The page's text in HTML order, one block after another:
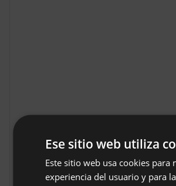
Camping y tienda de
campaña - en el
bosque junto al río
Ese sitio web utiliza
Este sitio web usa cookies para
experiencia del usuario y para la